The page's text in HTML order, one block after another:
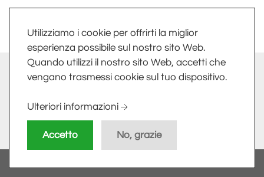
Utilizziamo i cookie per offrirti la miglior
esperienza possibile sul nostro sito Web.
Quando utilizzi il nostro sito Web, accetti che
vengano trasmessi cookie sul tuo dispositivo.
Ulteriori informazioni
Accetto No, grazie
info@fkv.it - Extranet
BOLDONE (BG) - PI/CF 01758800161
Privacy Policy Cookie Policy